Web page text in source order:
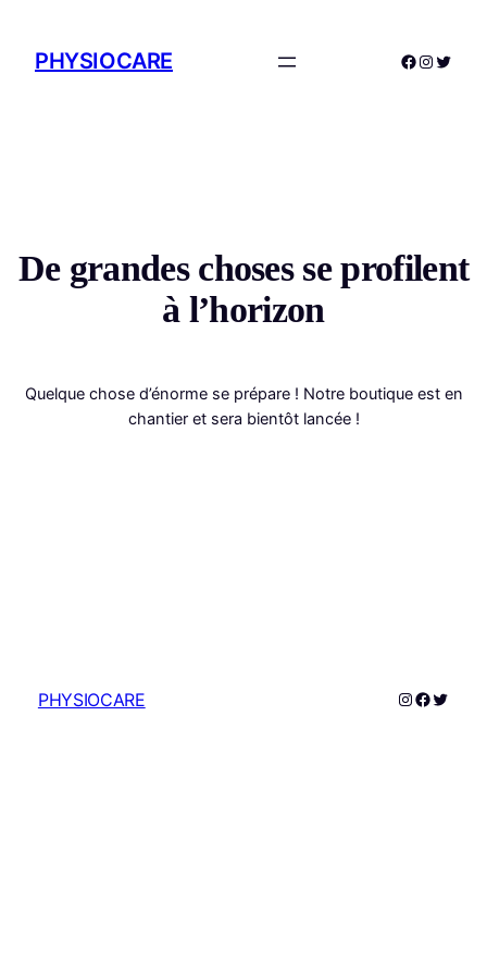
PHYSIOCARE Facebook
De grandes choses se profilent
à l’horizon
Quelque chose d’énorme se prépare ! Notre boutique est en
chantier et sera bientôt lancée !
PHYSIOCARE Instagram